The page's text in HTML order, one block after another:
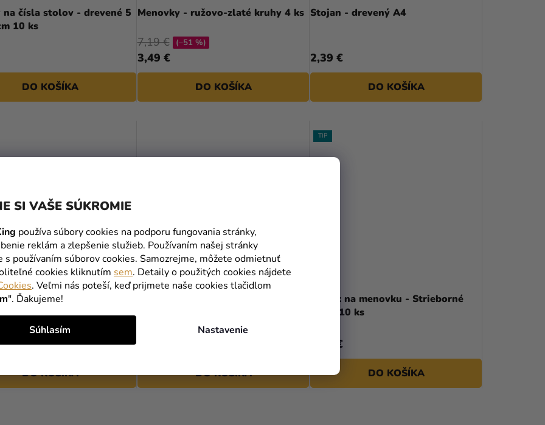
SI VAŠE SÚKROMIE
používa súbory cookies na podporu fungovania stránky,
reklám a zlepšenie služieb. Používaním našej stránky
s používaním súborov cookies. Samozrejme, môžete odmietnuť
cookies kliknutím sem. Detaily o použitých cookies nájdete
. Veľmi nás poteší, keď prijmete naše cookies tlačidlom
". Ďakujeme!
Nastavenie
Súhlasím
10 ks
DO KOŠÍKA
Menovky - ružovo-zlaté kruhy 4 ks
3,49 €
7,19 € (–51 %)
DO KOŠÍKA
Stojan - drevený A4
2,39 €
DO KOŠÍKA
v tvare stoličky s
- kraft 10 ks
DO KOŠÍKA DO KOŠÍKA
TIP
Držiak na menovku - Strieborné
srdce 10 ks
4,70 €
DO KOŠÍKA